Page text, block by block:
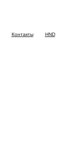
Контакты
HND